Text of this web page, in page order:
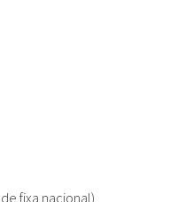
fixa nacional)